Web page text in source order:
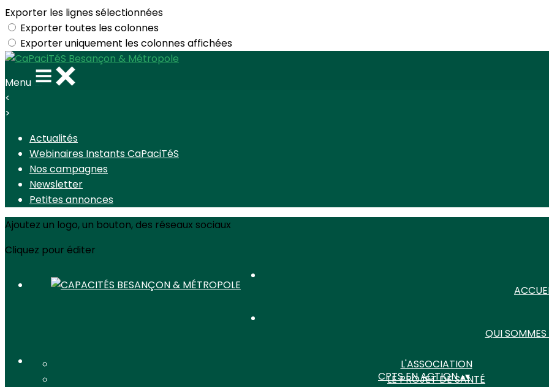
Exporter les lignes sélectionnées
Exporter toutes les colonnes
Exporter uniquement les colonnes affichées
Menu
<
>
Actualités
Webinaires Instants CaPaciTéS
Nos campagnes
Newsletter
Petites annonces
Ajoutez un logo, un bouton, des réseaux sociaux
Cliquez pour éditer
QUI
L'ASSOCIATION
LE PROJET DE SANTÉ
CPTS EN ACTION▴▾